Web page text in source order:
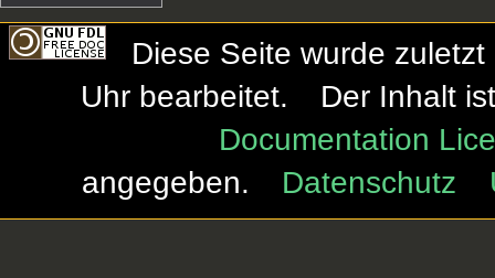
Diese Seite wurde
Uhr bearbeitet.
Der Inhalt
Documentation
angegeben.
Datenschutz